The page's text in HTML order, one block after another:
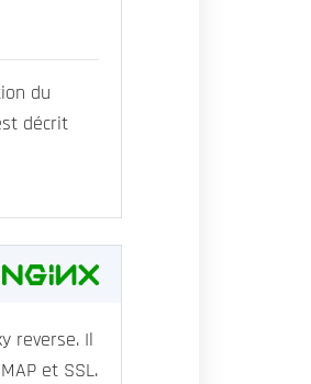
du
décrit
reverse. Il
et SSL.